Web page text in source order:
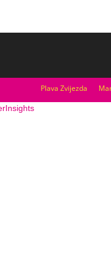
Plava Zvijezda